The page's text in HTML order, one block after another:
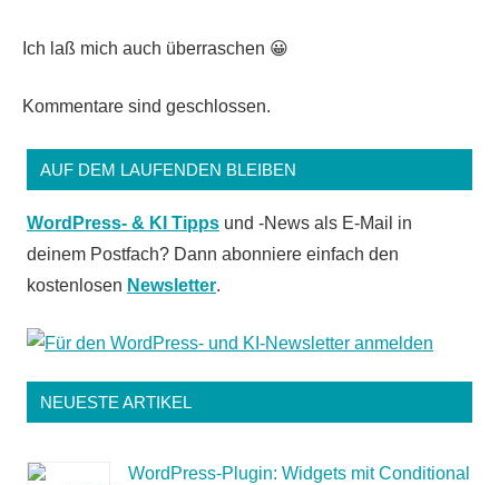
Ich laß mich auch überraschen 😀
Kommentare sind geschlossen.
AUF DEM LAUFENDEN BLEIBEN
WordPress- & KI Tipps und -News als E-Mail in
deinem Postfach? Dann abonniere einfach den
kostenlosen Newsletter.
NEUESTE ARTIKEL
WordPress-Plugin: Widgets mit Conditional